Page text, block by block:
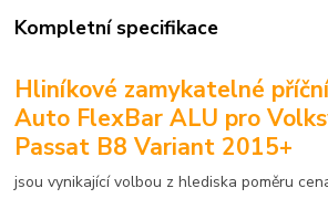
Kompletní specifikace
Hliníkové zamykatelné
Auto FlexBar ALU pro
Passat B8 Variant 2015+
jsou vynikající volbou z hlediska poměru